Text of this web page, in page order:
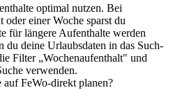
optimal nutzen. Bei
einer Woche sparst du
für längere Aufenthalte werden
du deine Urlaubsdaten in das Such-
Filter „Wochenaufenthalt" und
verwenden.
FeWo-direkt planen?